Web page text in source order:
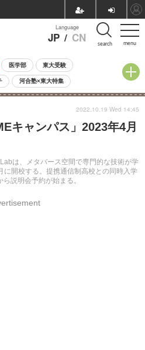
menu
Language
JP / CN search
医学部 東大受験
河合塾×東大特集
中学受験 小学校受験
校 過去問 人気記事
キャンパス」2023年4月
は、メタバース空間で専門的な技術が学
開校する。提携通信制高校との同時入学
説明会予約が始まる。
2022.10.19 Wed 14:45